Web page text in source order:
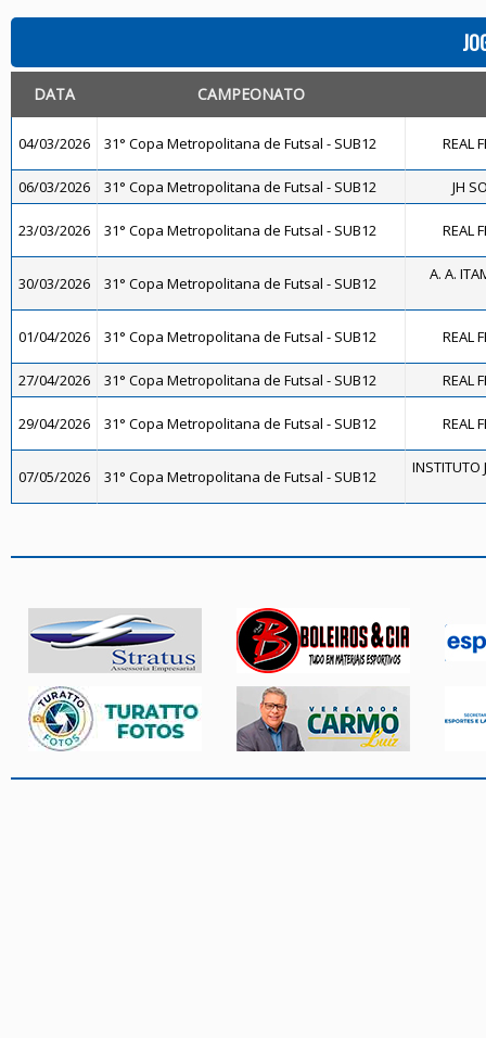
DATA CAMPEONATO
04/03/2026 31° Copa Metropolitana de Futsal - SUB12 REAL
06/03/2026 31° Copa Metropolitana de Futsal - SUB12 JH
23/03/2026 31° Copa Metropolitana de Futsal - SUB12 REAL
30/03/2026 31° Copa Metropolitana de Futsal - SUB12 A. A.
01/04/2026 31° Copa Metropolitana de Futsal - SUB12 REAL
27/04/2026 31° Copa Metropolitana de Futsal - SUB12 REAL
29/04/2026 31° Copa Metropolitana de Futsal - SUB12 REAL
07/05/2026 31° Copa Metropolitana de Futsal - SUB12 INSTITUTO